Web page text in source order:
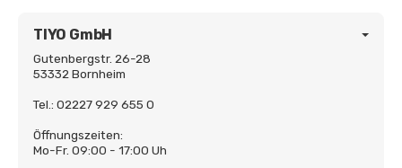
TIYO GmbH
Gutenbergstr. 26-28
53332 Bornheim
Tel.: 02227 929 655 0
Öffnungszeiten:
Mo-Fr. 09:00 - 17:00 Uh